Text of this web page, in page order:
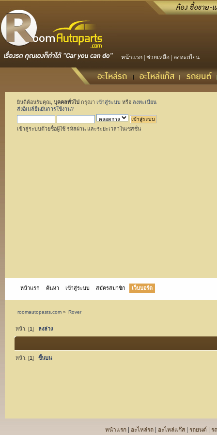
หน้าแรก ช่วยเหลือ ลงทะเบียน
ยินดีต้อนรับคุณ, บุคคลทั่วไป กรุณา เข้าสู่ระบบ หรือ ลงทะเบียน
ส่งอีเมล์ยืนยันการใช้งาน?
เข้าสู่ระบบด้วยชื่อผู้ใช้ รหัสผ่าน และระยะเวลาในเซสชั่น
หน้าแรก ค้นหา เข้าสู่ระบบ สมัครสมาชิก เว็บบอร์ด
roomautopasts.com» Rover
หน้า: [1] ลงล่าง
หน้า: [1 ] ขึ้นบน
หน้าแรก อะไหล่รถ อะไหล่แก๊ส รถยนต์ ร